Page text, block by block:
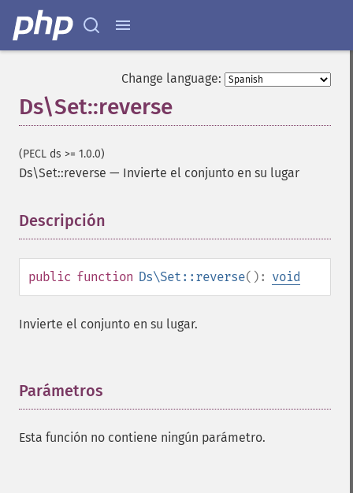
Change language:
Ds\Set::reverse
(PECL ds >= 1.0.0)
Ds\Set::reverse — Invierte el conjunto en su lugar
Descripción
public function Ds\Set::reverse(): void
Invierte el conjunto en su lugar.
Parámetros
Esta función no contiene ningún parámetro.